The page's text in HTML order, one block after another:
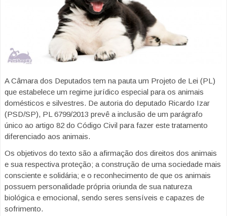
A Câmara dos Deputados tem na pauta um Projeto de Lei (PL)
que estabelece um regime jurídico especial para os animais
domésticos e silvestres. De autoria do deputado Ricardo Izar
(PSD/SP), PL 6799/2013 prevê a inclusão de um parágrafo
único ao artigo 82 do Código Civil para fazer este tratamento
diferenciado aos animais.
Os objetivos do texto são a afirmação dos direitos dos animais
e sua respectiva proteção; a construção de uma sociedade mais
consciente e solidária; e o reconhecimento de que os animais
possuem personalidade própria oriunda de sua natureza
biológica e emocional, sendo seres sensíveis e capazes de
sofrimento.